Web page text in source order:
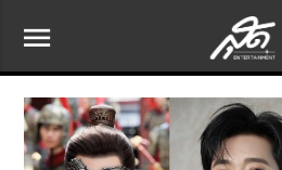
menu